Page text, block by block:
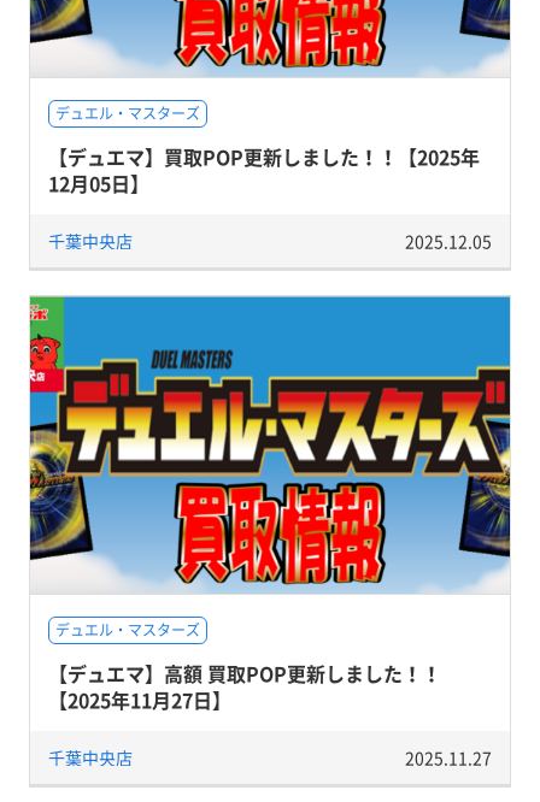
デュエル・マスターズ
【デュエマ】買取POP更新しました！！【2025年
12月05日】
千葉中央店 2025.12.05
デュエル・マスターズ
【デュエマ】高額 買取POP更新しました！！
【2025年11月27日】
千葉中央店 2025.11.27